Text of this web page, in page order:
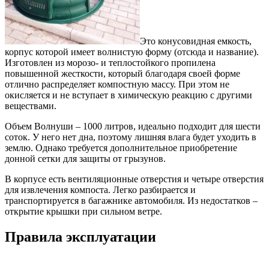
Это конусовидная емкость,
корпус которой имеет волнистую форму (отсюда и название).
Изготовлен из морозо- и теплостойкого пропилена
повышенной жесткости, который благодаря своей форме
отлично распределяет компостную массу. При этом не
окисляется и не вступает в химическую реакцию с другими
веществами.
Объем Волнуши – 1000 литров, идеально подходит для шести
соток. У него нет дна, поэтому лишняя влага будет уходить в
землю. Однако требуется дополнительное приобретение
донной сетки для защиты от грызунов.
В корпусе есть вентиляционные отверстия и четыре отверстия
для извлечения компоста. Легко разбирается и
транспортируется в багажнике автомобиля. Из недостатков –
открытие крышки при сильном ветре.
Правила эксплуатации